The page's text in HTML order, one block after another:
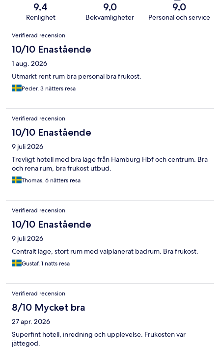
9,4
Renlighet
9,0
Bekvämligheter
9,0
Personal och service
Recensioner
Verifierad recension
10/10 Enastående
1 aug. 2026
Utmärkt rent rum bra personal bra frukost.
Peder, 3 nätters resa
Verifierad recension
10/10 Enastående
9 juli 2026
Trevligt hotell med bra läge från Hamburg Hbf och centrum. Bra
och rena rum, bra frukost utbud.
Thomas, 6 nätters resa
Verifierad recension
10/10 Enastående
9 juli 2026
Centralt läge, stort rum med välplanerat badrum. Bra frukost.
Gustaf, 1 natts resa
Verifierad recension
8/10 Mycket bra
27 apr. 2026
Superfint hotell, inredning och upplevelse. Frukosten var
jättegod.